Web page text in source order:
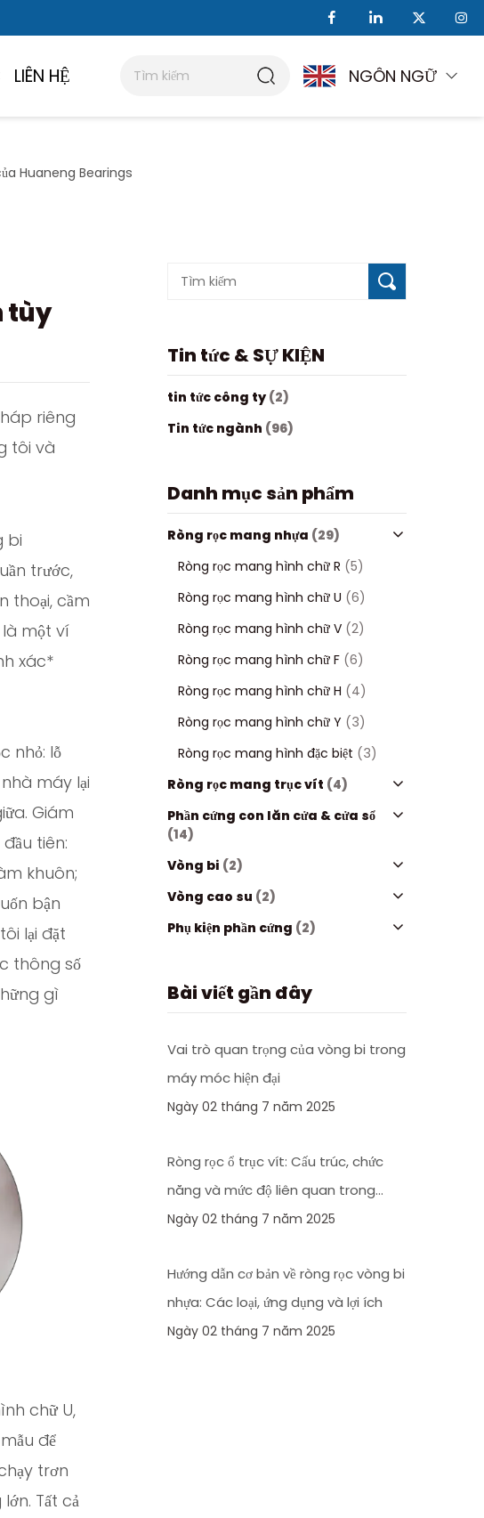
LIÊN HỆ NGÔN NGỮ
Huaneng Bearings
tùy
riêng
tôi và
bi
trước,
thoại, cầm
một ví
xác*
nhỏ: lỗ
máy lại
Giám
tiên:
khuôn;
bận
lại đặt
thông số
gì
chữ U,
để
trơn
Tất cả
Tin tức & SỰ KIỆN
tin tức công ty (2)
Tin tức ngành (96)
Danh mục sản phẩm
Ròng rọc mang nhựa (29)
Ròng rọc mang hình chữ R (5)
Ròng rọc mang hình chữ U (6)
Ròng rọc mang hình chữ V (2)
Ròng rọc mang hình chữ F (6)
Ròng rọc mang hình chữ H (4)
Ròng rọc mang hình chữ Y (3)
Ròng rọc mang hình đặc biệt (3)
Ròng rọc mang trục vít (4)
Phần cứng con lăn cửa & cửa sổ
(14)
Vòng bi (2)
Vòng cao su (2)
Phụ kiện phần cứng (2)
Bài viết gần đây
Vai trò quan trọng của vòng bi trong
máy móc hiện đại
Ngày 02 tháng 7 năm 2025
Ròng rọc ổ trục vít: Cấu trúc, chức
năng và mức độ liên quan trong
công nghiệp
Ngày 02 tháng 7 năm 2025
Hướng dẫn cơ bản về ròng rọc vòng bi
nhựa: Các loại, ứng dụng và lợi ích
Ngày 02 tháng 7 năm 2025